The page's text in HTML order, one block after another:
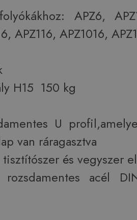
APZ6,
APZ116, APZ1016,
H15 150 kg
U
van ráragasztva
és vegyszer
rozsdamentes acél